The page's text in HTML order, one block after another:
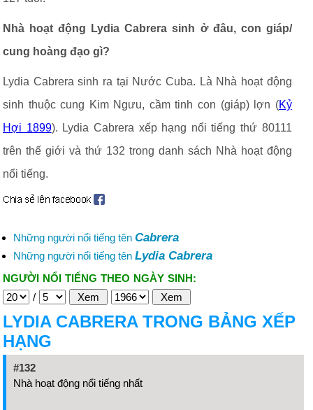
Nhà hoạt động Lydia Cabrera sinh ở đâu, con giáp/
cung hoàng đạo gì?
Lydia Cabrera sinh ra tại Nước Cuba. Là Nhà hoạt động
sinh thuộc cung Kim Ngưu, cầm tinh con (giáp) lợn (Kỷ
Hợi 1899). Lydia Cabrera xếp hạng nổi tiếng thứ 80111
trên thế giới và thứ 132 trong danh sách Nhà hoạt động
nổi tiếng.
Những người nổi tiếng tên Cabrera
Những người nổi tiếng tên Lydia Cabrera
NGƯỜI NỔI TIẾNG THEO NGÀY SINH:
/
LYDIA CABRERA TRONG BẢNG XẾP
HẠNG
#132
Nhà hoạt động nổi tiếng nhất